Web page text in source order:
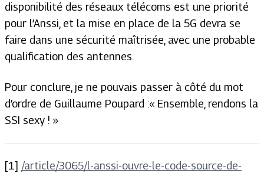
disponibilité des réseaux télécoms est une priorité
pour l’Anssi, et la mise en place de la 5G devra se
faire dans une sécurité maîtrisée, avec une probable
qualification des antennes.
Pour conclure, je ne pouvais passer à côté du mot
d’ordre de Guillaume Poupard :« Ensemble, rendons la
SSI sexy ! »
[1] /article/3065/l-anssi-ouvre-le-code-source-de-